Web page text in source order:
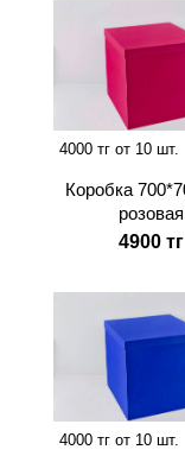
4000 тг от 10 шт.
Коробка
розовая
4900 тг
4000 тг от 10 шт.